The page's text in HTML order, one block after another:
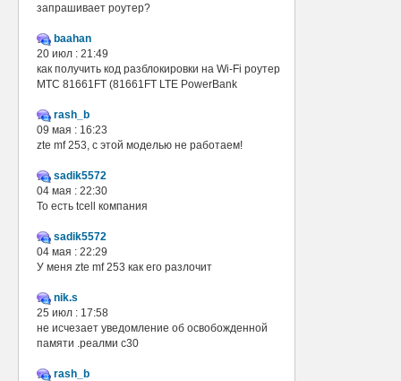
запрашивает роутер?
baahan
20 июл : 21:49
как получить код разблокировки на Wi-Fi роутер
МТС 81661FT (81661FT LTE PowerBank
rash_b
09 мая : 16:23
zte mf 253, с этой моделью не работаем!
sadik5572
04 мая : 22:30
То есть tcell компания
sadik5572
04 мая : 22:29
У меня zte mf 253 как его разлочит
nik.s
25 июл : 17:58
не исчезает уведомление об освобожденной
памяти .реалми с30
rash_b